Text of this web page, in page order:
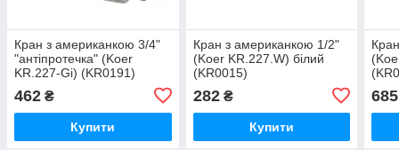
Кран з американкою 3/4"
"антіпротечка" (Koer
KR.227-Gi) (KR0191)
462 ₴
Купити
Кран з американкою 1/2"
(Koer KR.227.W) білий
(KR0015)
282₴
Купити
685